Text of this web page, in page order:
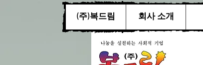
(주)복드림 회사 소개